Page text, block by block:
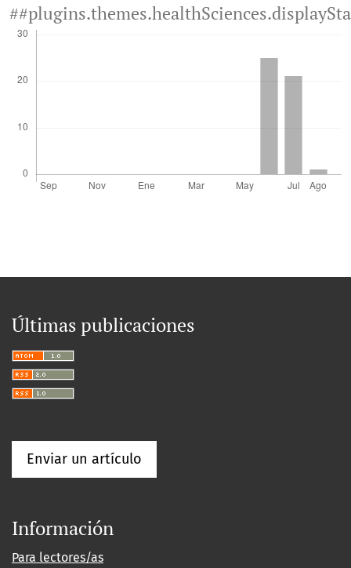
Últimas publicaciones
Enviar un artículo
Información
Para lectores/as